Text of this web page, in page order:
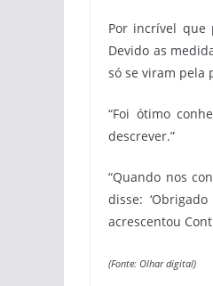
Por incrível que
Devido as
só se viram pela
“Foi ótimo
descrever.”
“Quando nos
disse:
acrescentou
(Fonte: Olhar digital)